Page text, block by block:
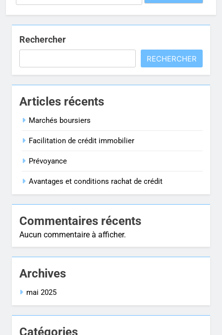
Rechercher
RECHERCHER
Articles récents
Marchés boursiers
Facilitation de crédit immobilier
Prévoyance
Avantages et conditions rachat de crédit
Commentaires récents
Aucun commentaire à afficher.
Archives
mai 2025
Catégories